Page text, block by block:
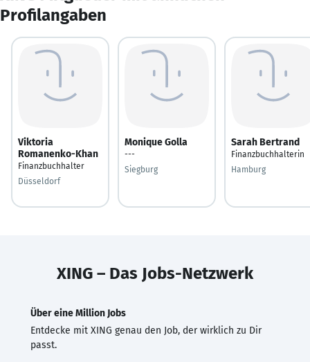
Profilangaben
Viktoria
Romanenko-Khan
Finanzbuchhalter
Düsseldorf
Monique Golla
---
Siegburg
Sarah Bertrand
Finanzbuchhalterin
Hamburg
XING – Das Jobs-Netzwerk
Über eine Million Jobs
Entdecke mit XING genau den Job, der wirklich zu Dir
passt.